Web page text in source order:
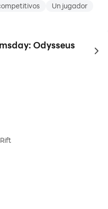
Un jugador
Odysseus
to